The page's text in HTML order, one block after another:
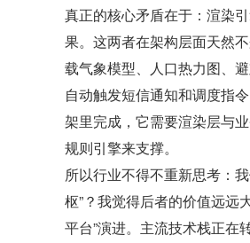
真正的核心矛盾在于：渲染
果。这两者在架构层面天然
载气象模型、人口热力图、
自动触发短信通知和调度指
架里完成，它需要渲染层与
规则引擎来支撑。
所以行业不得不重新思考：
枢”？我觉得后者的价值远远
平台”演进。主流技术栈正在